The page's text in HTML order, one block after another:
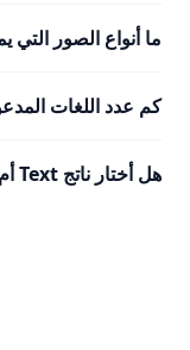
ما أنواع الصور التي
كم عدد اللغات
هل أختار ناتج Text أم Image؟